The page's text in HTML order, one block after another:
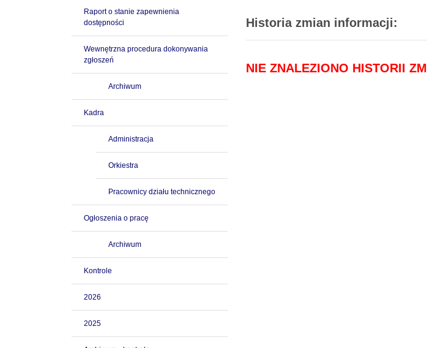
Raport o stanie zapewnienia
dostępności
Wewnętrzna procedura dokonywania
zgłoszeń
Archiwum
Kadra
Administracja
Orkiestra
Pracownicy działu technicznego
Ogłoszenia o pracę
Archiwum
Kontrole
2026
2025
Historia zmian informacji:
NIE ZNALEZIONO HISTORII